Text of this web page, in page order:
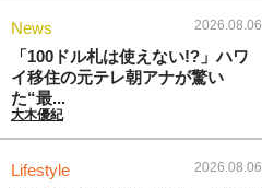
News 2026.08.06
「100ドル札は使えない!?」ハワ
イ移住の元テレ朝アナが驚い
た“最...
大木優紀
Lifestyle 2026.08.06